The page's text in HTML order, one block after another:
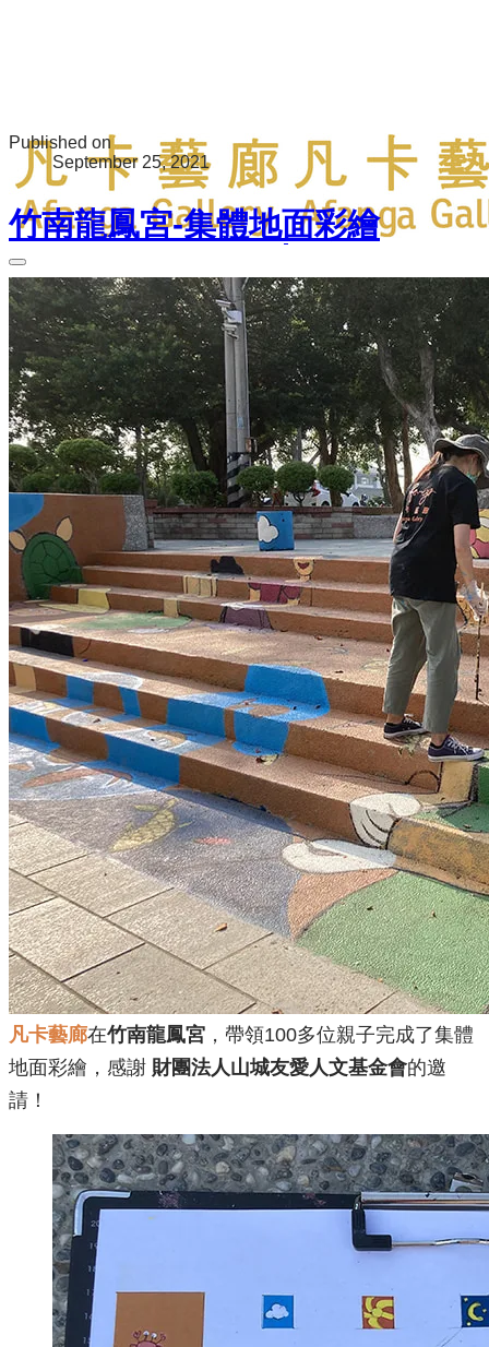
Published on
September 25, 2021
竹南龍鳳宮-集體地面彩繪
凡卡藝廊在竹南龍鳳宮 ，帶領100多位親子完成了集體
地面彩繪，感謝 財團法人山城友愛人文基金會的邀
請！